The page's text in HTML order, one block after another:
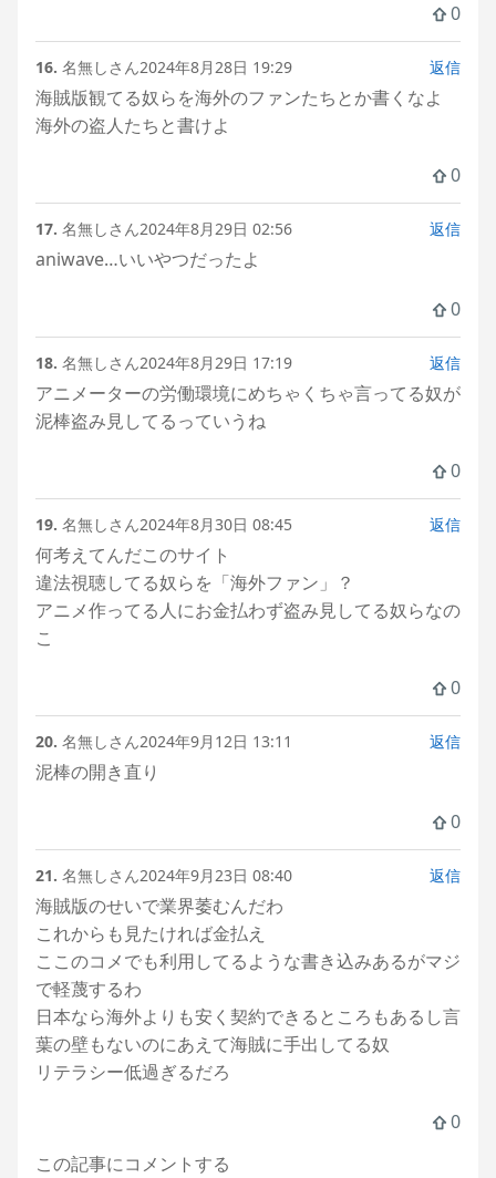
0
16. 名無しさん2024年8月28日 19:29 返信
海賊版観てる奴らを海外のファンたちとか書くなよ
海外の盗人たちと書けよ
0
17. 名無しさん2024年8月29日 02:56 返信
aniwave…いいやつだったよ
0
18. 名無しさん2024年8月29日 17:19 返信
アニメーターの労働環境にめちゃくちゃ言ってる奴が
泥棒盗み見してるっていうね
0
19. 名無しさん2024年8月30日 08:45 返信
何考えてんだこのサイト
違法視聴してる奴らを「海外ファン」？
アニメ作ってる人にお金払わず盗み見してる奴らなの
こ
0
20. 名無しさん2024年9月12日 13:11 返信
泥棒の開き直り
0
21. 名無しさん2024年9月23日 08:40 返信
海賊版のせいで業界萎むんだわ
これからも見たければ金払え
ここのコメでも利用してるような書き込みあるがマジ
で軽蔑するわ
日本なら海外よりも安く契約できるところもあるし言
葉の壁もないのにあえて海賊に手出してる奴
リテラシー低過ぎるだろ
0
この記事にコメントする